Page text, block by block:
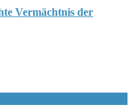
Vermächtnis der